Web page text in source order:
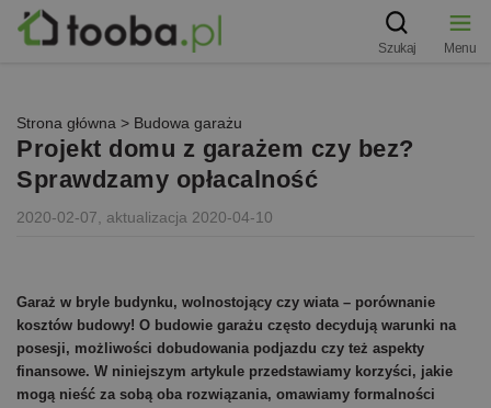
Szukaj Menu
Strona główna > Budowa garażu
Projekt domu z garażem czy bez?
Sprawdzamy opłacalność
2020-02-07, aktualizacja 2020-04-10
Garaż w bryle budynku, wolnostojący czy wiata – porównanie
kosztów budowy! O budowie garażu często decydują warunki na
posesji, możliwości dobudowania podjazdu czy też aspekty
finansowe. W niniejszym artykule przedstawiamy korzyści, jakie
mogą nieść za sobą oba rozwiązania, omawiamy formalności